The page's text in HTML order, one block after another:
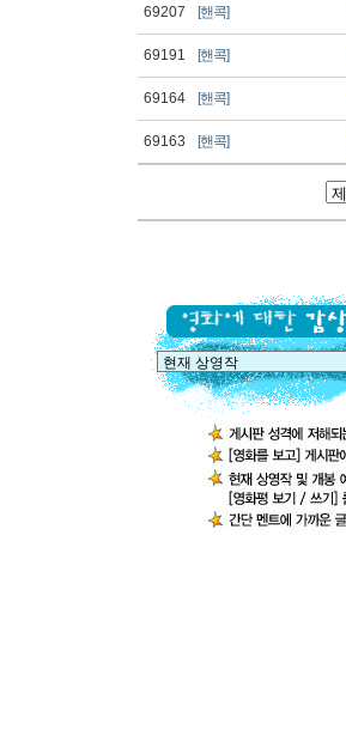
69207 [핸콕]
69191 [핸콕]
69164 [핸콕]
69163 [핸콕]